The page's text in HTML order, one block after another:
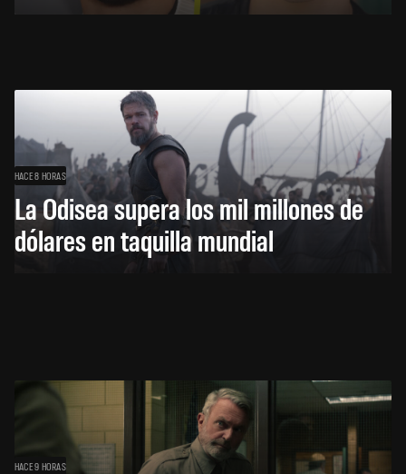
HACE 8 HORAS
La Odisea supera los mil millones de
dólares en taquilla mundial
HACE 9 HORAS